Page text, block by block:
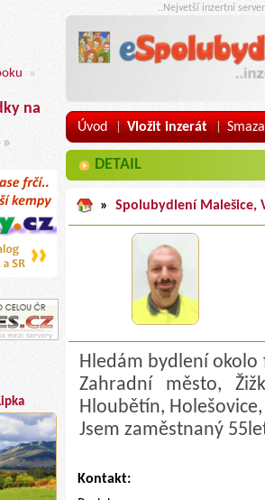
»
na
..Nejvetší inzertní
Úvod | Vložit inzerát |
DETAIL
» Spolubydlení Malešice,
Hledám bydlení okolo
Zahradní město,
Hloubětín,
Jsem zaměstnaný
Kontakt: